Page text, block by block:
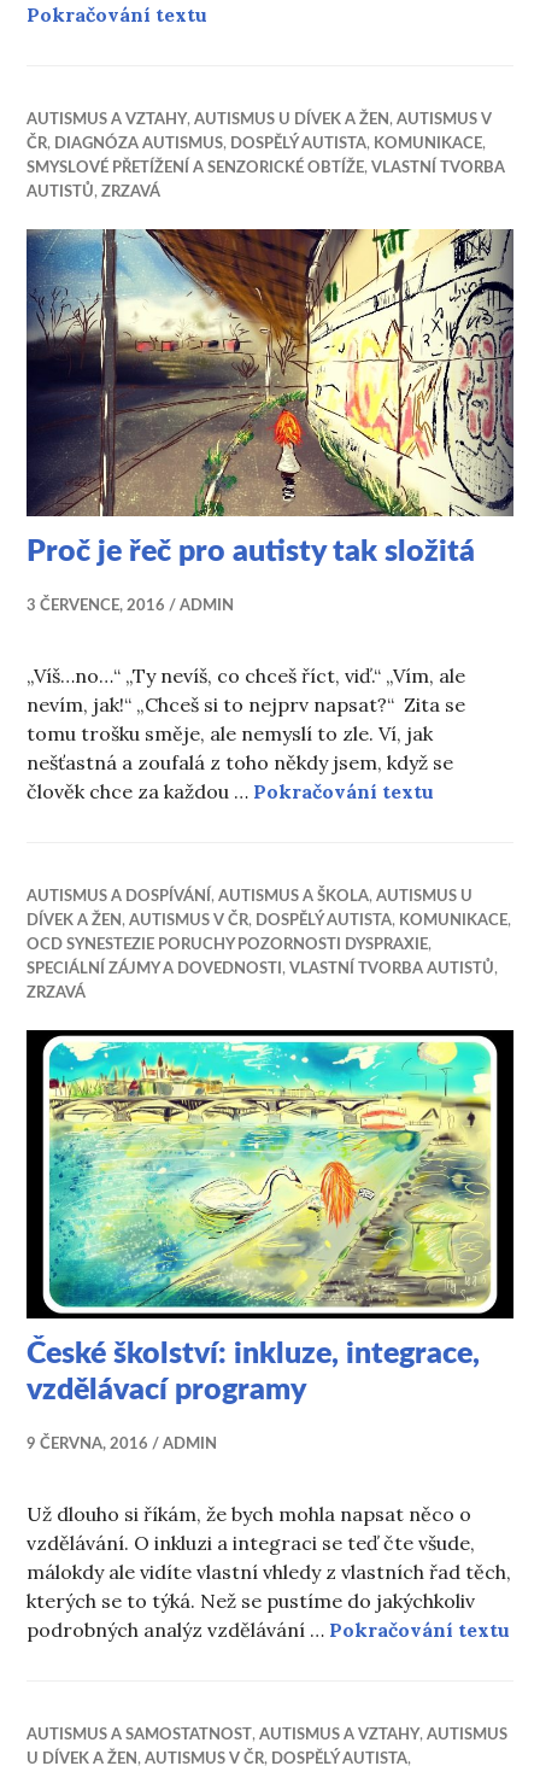
Pokračování textu
AUTISMUS A VZTAHY,AUTISMUS U DÍVEK A ŽEN ,AUTISMUS V
ČR, DIAGNÓZA AUTISMUS, DOSPĚLÝ AUTISTA, KOMUNIKACE,
SMYSLOVÉ PŘETÍŽENÍ A SENZORICKÉ OBTÍŽE,VLASTNÍ TVORBA
AUTISTŮ,ZRZAVÁ
Proč je řeč pro autisty tak složitá
3 ČERVENCE, 2016 ADMIN
„Víš…no…“ „Ty nevíš, co chceš říct, viď.“ „Vím, ale
nevím, jak!“ „Chceš si to nejprv napsat?“ Zita se
tomu trošku směje, ale nemyslí to zle. Ví, jak
nešťastná a zoufalá z toho někdy jsem, když se
člověk chce za každou … Pokračování textu
AUTISMUS A DOSPÍVÁNÍ ,AUTISMUS A ŠKOLA,AUTISMUS U
DÍVEK A ŽEN ,AUTISMUS V ČR, DOSPĚLÝ AUTISTA, KOMUNIKACE,
OCD SYNESTEZIE PORUCHY POZORNOSTI DYSPRAXIE,
SPECIÁLNÍ ZÁJMY A DOVEDNOSTI , VLASTNÍ TVORBA AUTISTŮ,
ZRZAVÁ
České školství: inkluze, integrace,
vzdělávací programy
9 ČERVNA, 2016 ADMIN
Už dlouho si říkám, že bych mohla napsat něco o
vzdělávání. O inkluzi a integraci se teď čte všude,
málokdy ale vidíte vlastní vhledy z vlastních řad těch,
kterých se to týká. Než se pustíme do jakýchkoliv
podrobných analýz vzdělávání … Pokračování textu
AUTISMUS A SAMOSTATNOST,AUTISMUS A VZTAHY,AUTISMUS
U DÍVEK A ŽEN ,AUTISMUS V ČR, DOSPĚLÝ AUTISTA,